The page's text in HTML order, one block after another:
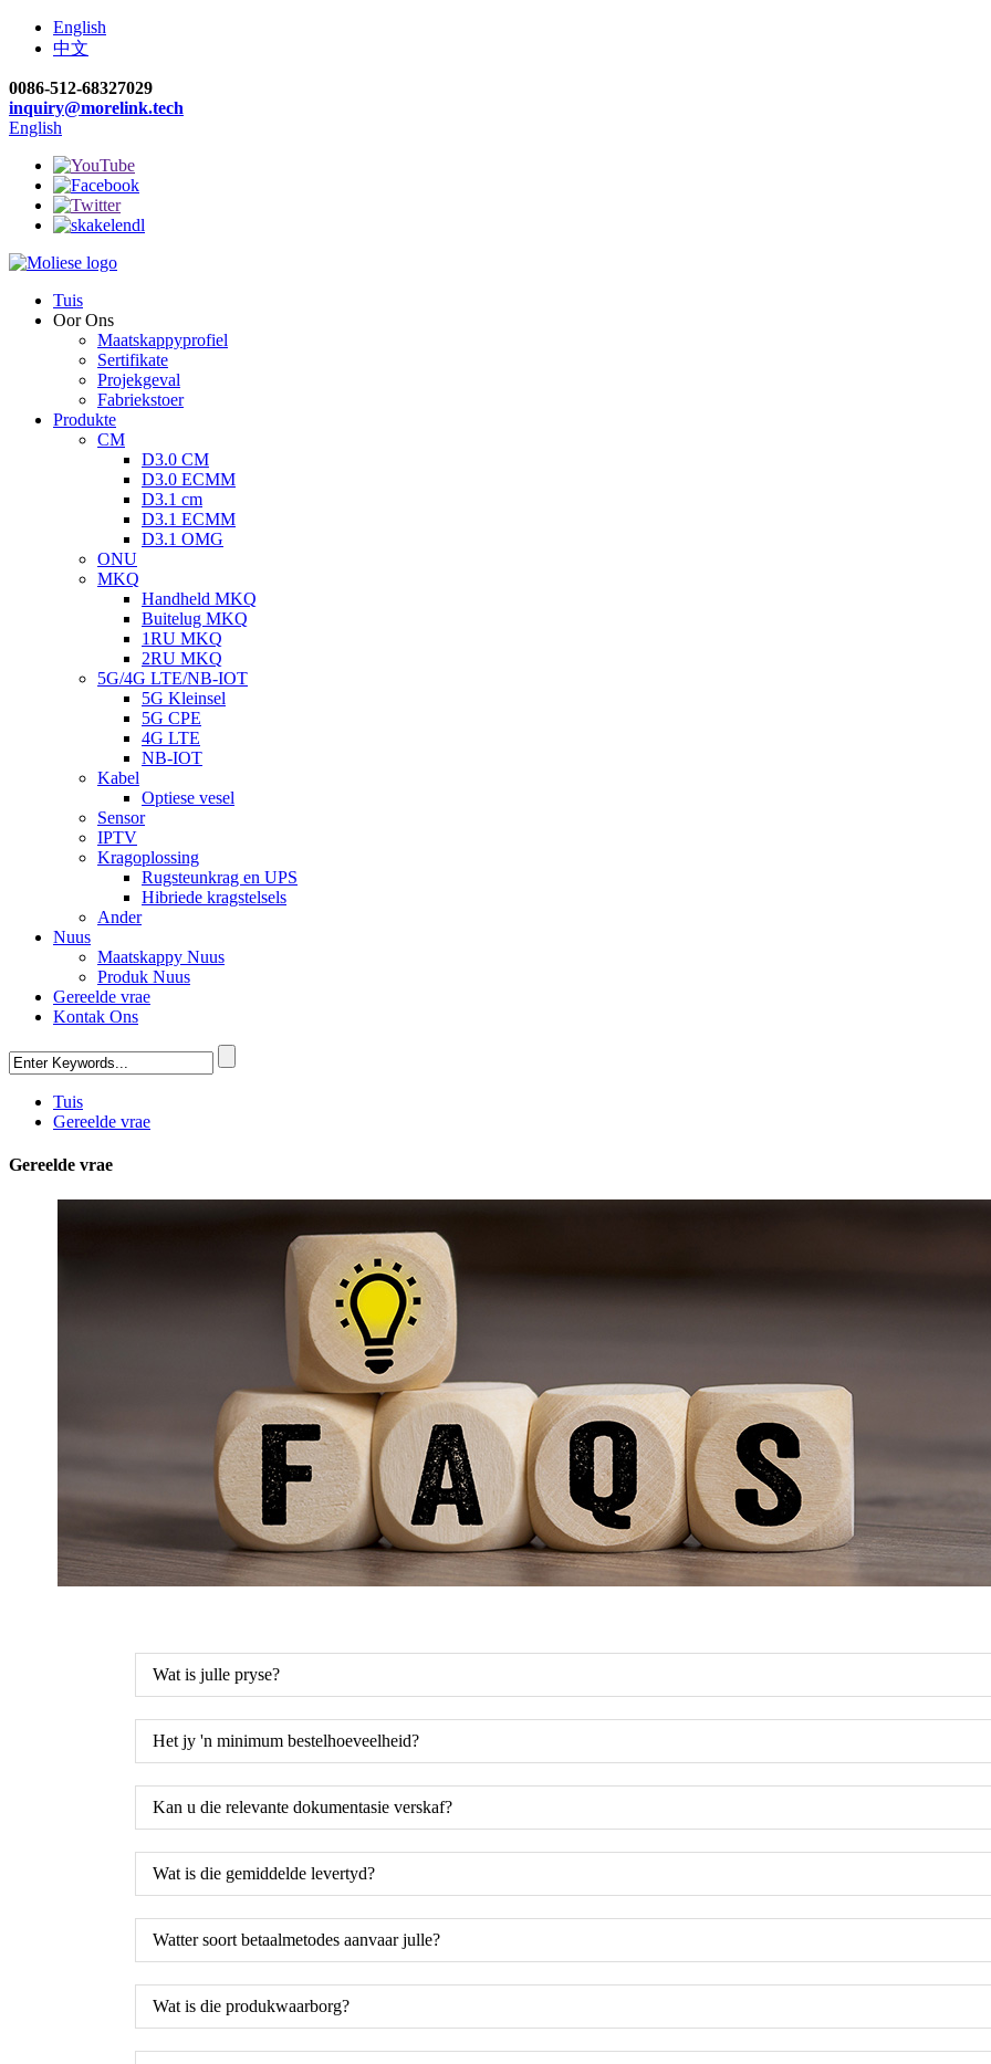
English
中文
0086-512-68327029
inquiry@morelink.tech
English
Tuis
Oor Ons
Maatskappyprofiel
Sertifikate
Projekgeval
Fabriekstoer
Produkte
CM
D3.0 CM
D3.0 ECMM
D3.1 cm
D3.1 ECMM
D3.1 OMG
ONU
MKQ
Handheld MKQ
Buitelug MKQ
1RU MKQ
2RU MKQ
5G/4G LTE/NB-IOT
5G Kleinsel
5G CPE
4G LTE
NB-IOT
Kabel
Optiese vesel
Sensor
IPTV
Kragoplossing
Rugsteunkrag en UPS
Hibriede kragstelsels
Ander
Nuus
Maatskappy Nuus
Produk Nuus
Gereelde vrae
Kontak Ons
Tuis
Gereelde vrae
Gereelde vrae
Wat is julle pryse?
Het jy 'n minimum bestelhoeveelheid?
Kan u die relevante dokumentasie verskaf?
Wat is die gemiddelde levertyd?
Watter soort betaalmetodes aanvaar julle?
Wat is die produkwaarborg?